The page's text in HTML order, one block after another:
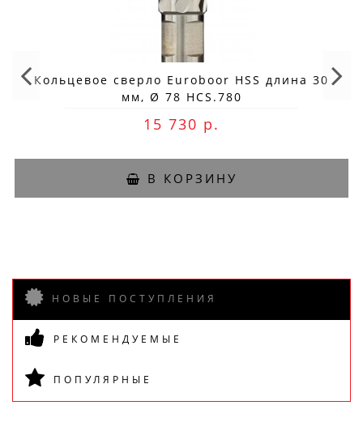
Кольцевое сверло Euroboor HSS длина 30
мм, Ø 78 HCS.780
15 730 р.
В КОРЗИНУ
НОВЫЕ ПОСТУПЛЕНИЯ
РЕКОМЕНДУЕМЫЕ
ПОПУЛЯРНЫЕ